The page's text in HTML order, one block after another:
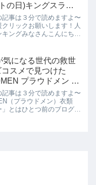
の日)キングスライ
！㊗️
事は３分で読めますよ〜
クリックお願いします！人
ングみなさんこんにちは
は新しいスポットザランド
栄HAERA...
気になる世代の救世
スメで見つけた
プラウドメン ス
ッシャー」が最高す
記事は３分で読めますよ〜
（プラウドメン）衣類
とはひとつ前のブログに